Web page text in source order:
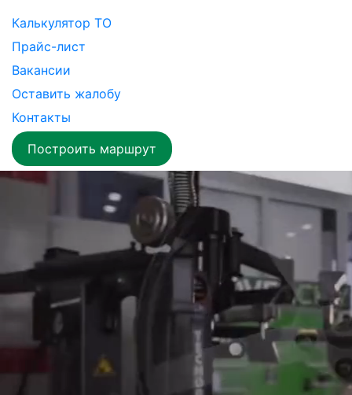
Калькулятор ТО
Прайс-лист
Вакансии
Оставить жалобу
Контакты
Построить маршрут